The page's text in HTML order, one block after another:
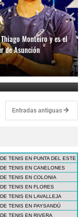
Monteiro y es el
de Asunción
Nava por el título
Entradas antiguas
TENIS EN PUNTA DEL ESTE
TENIS EN CANELONES
TENIS EN COLONIA
TENIS EN FLORES
TENIS EN LAVALLEJA
TENIS EN PAYSANDÚ
TENIS EN RIVERA